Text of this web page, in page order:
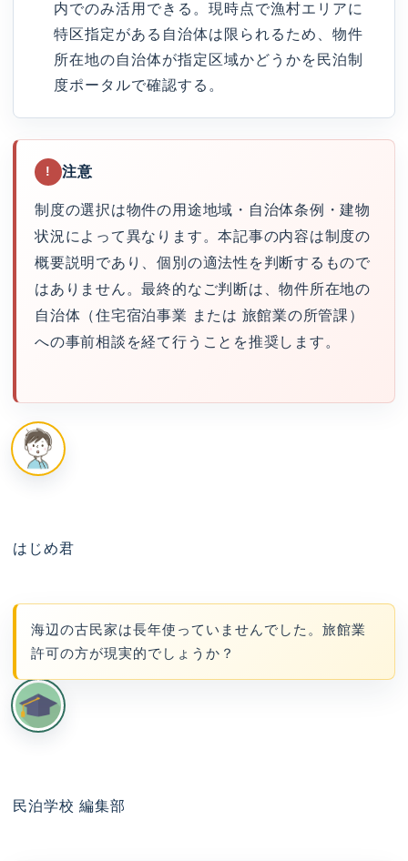
内でのみ活用できる。現時点で漁村エリアに
特区指定がある自治体は限られるため、物件
所在地の自治体が指定区域かどうかを民泊制
度ポータルで確認する。
! 注意
制度の選択は物件の用途地域・自治体条例・建物
状況によって異なります。本記事の内容は制度の
概要説明であり、個別の適法性を判断するもので
はありません。最終的なご判断は、物件所在地の
自治体（住宅宿泊事業 または 旅館業の所管課）
への事前相談を経て行うことを推奨します。
はじめ君
海辺の古民家は長年使っていませんでした。旅館業
許可の方が現実的でしょうか？
民泊学校 編集部